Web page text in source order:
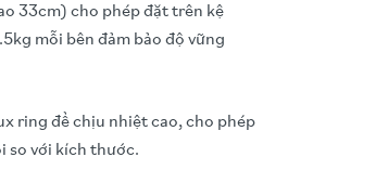
33cm) cho phép đặt trên kệ
mỗi bên đảm bảo độ vững
ring để chịu nhiệt cao, cho phép
so với kích thước.